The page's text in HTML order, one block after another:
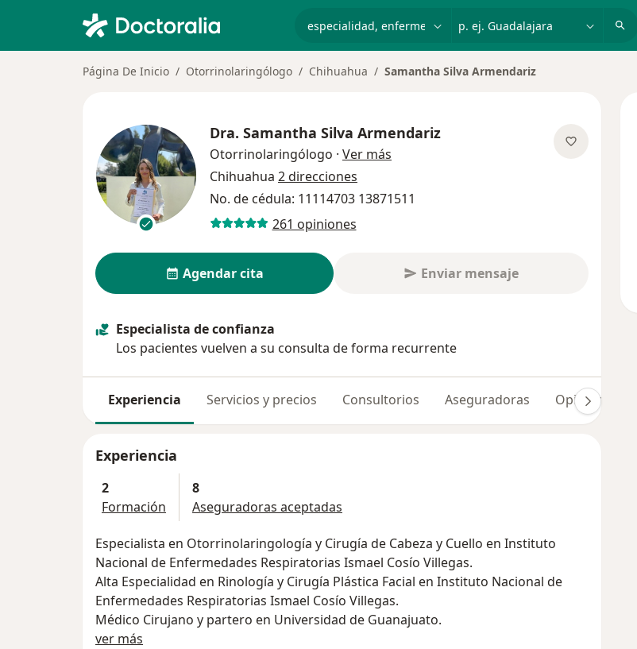
Página De Inicio Otorrinolaringólogo Chihuahua Samantha Silva Armendariz
Dra. Samantha Silva Armendariz
Otorrinolaringólogo · Ver más
Chihuahua 2 direcciones
No. de cédula: 11114703 13871511
261 opiniones
Agendar cita Enviar mensaje
Especialista de confianza
Los pacientes vuelven a su consulta de forma recurrente
Experiencia Servicios y precios Consultorios Aseguradoras Opiniones
Experiencia
2
Formación
8
Aseguradoras aceptadas
Especialista en Otorrinolaringología y Cirugía de Cabeza y Cuello en Instituto
Nacional de Enfermedades Respiratorias Ismael Cosío Villegas.
Alta Especialidad en Rinología y Cirugía Plástica Facial en Instituto Nacional de
Enfermedades Respiratorias Ismael Cosío Villegas.
Médico Cirujano y partero en Universidad de Guanajuato.
ver más